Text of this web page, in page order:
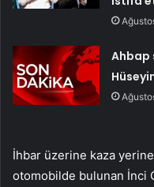
Ahbap
İhbar üzerine kaza
otomobilde bulunan İnci